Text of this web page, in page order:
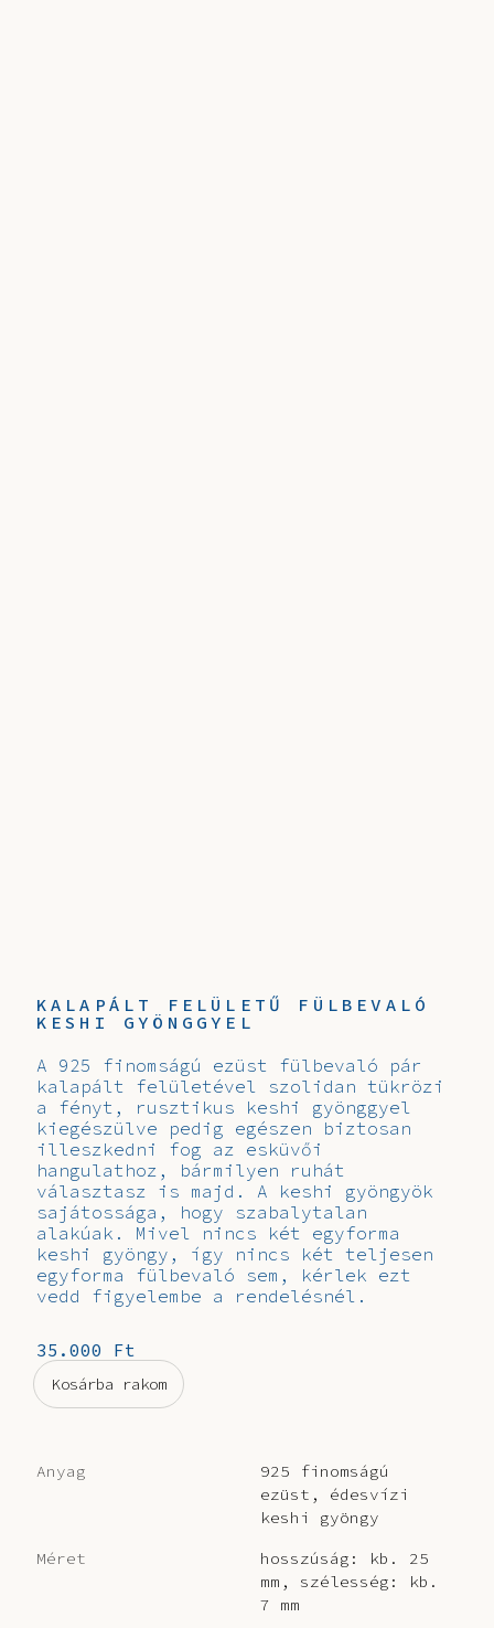
KALAPÁLT FELÜLETŰ FÜLBEVALÓ
KESHI GYÖNGGYEL
A 925 finomságú ezüst fülbevaló pár
kalapált felületével szolidan tükrözi
a fényt, rusztikus keshi gyönggyel
kiegészülve pedig egészen biztosan
illeszkedni fog az esküvői
hangulathoz, bármilyen ruhát
választasz is majd. A keshi gyöngyök
sajátossága, hogy szabalytalan
alakúak. Mivel nincs két egyforma
keshi gyöngy, így nincs két teljesen
egyforma fülbevaló sem, kérlek ezt
vedd figyelembe a rendelésnél.
35.000 Ft
Anyag
Méret
925 finomságú
ezüst, édesvízi
keshi gyöngy
hosszúság: kb. 25
mm, szélesség: kb.
7 mm